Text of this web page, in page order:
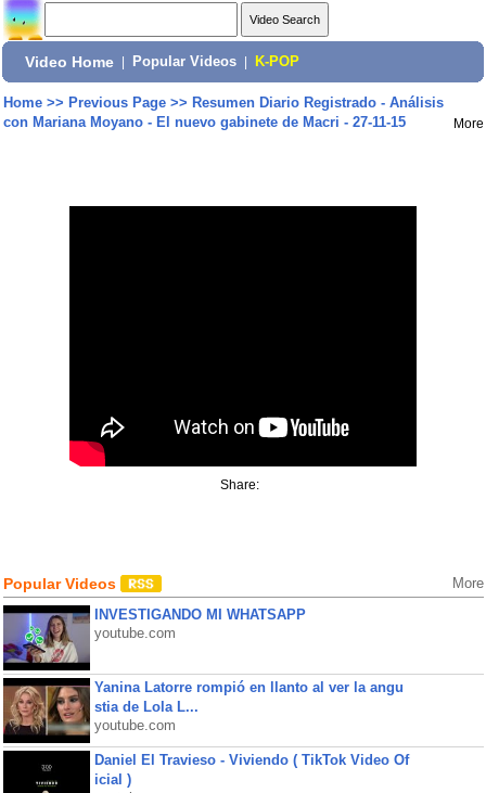
Video Home Popular Videos K-POP
Home>> Previous Page>> Resumen Diario Registrado - Análisis
con Mariana Moyano - El nuevo gabinete de Macri - 27-11-15
More
Share:
Popular Videos More
INVESTIGANDO MI WHATSAPP
youtube.com
Yanina Latorre rompió en llanto al ver la angu
stia de Lola L...
youtube.com
Daniel El Travieso - Viviendo ( TikTok Video Of
icial )